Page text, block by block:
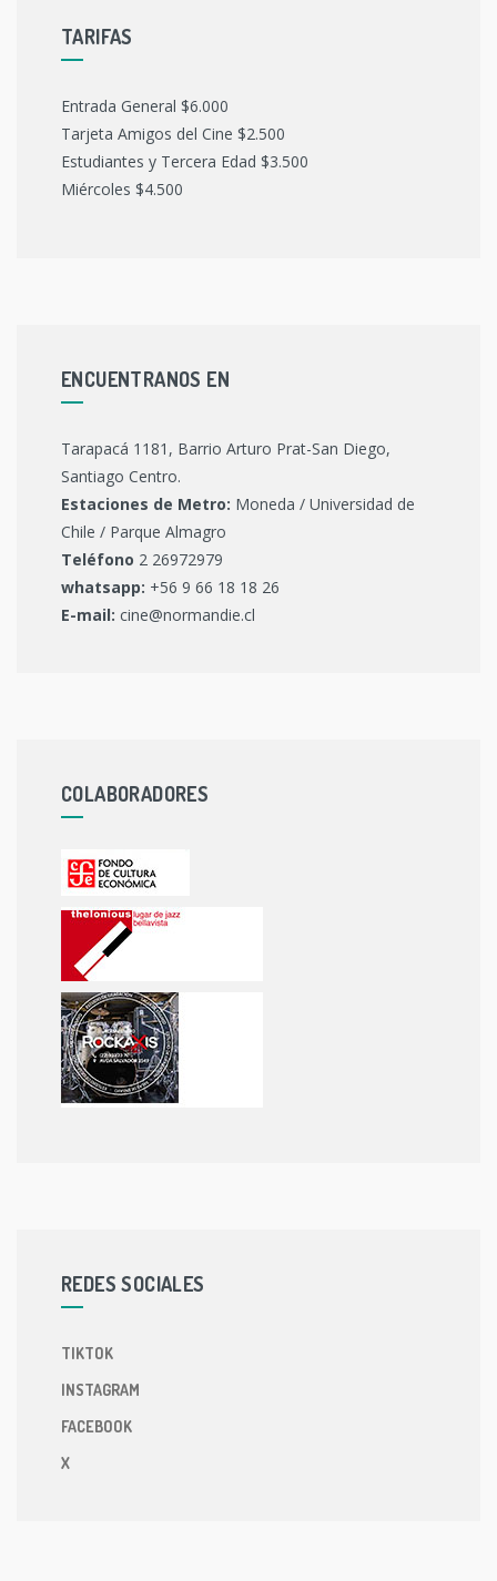
TARIFAS
Entrada General $6.000
Tarjeta Amigos del Cine $2.500
Estudiantes y Tercera Edad $3.500
Miércoles $4.500
ENCUENTRANOS EN
Tarapacá 1181, Barrio Arturo Prat-San Diego,
Santiago Centro.
Estaciones de Metro: Moneda / Universidad de
Chile / Parque Almagro
Teléfono 2 26972979
whatsapp: +56 9 66 18 18 26
E-mail: cine@normandie.cl
COLABORADORES
REDES SOCIALES
TIKTOK
INSTAGRAM
FACEBOOK
X